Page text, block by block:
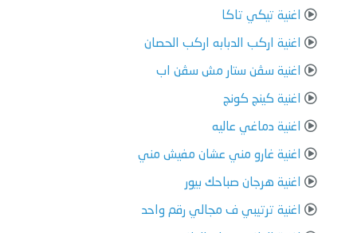
اغنية تيكي تاكا
اغنية اركب الدبابه اركب الحصان
اغنية سڤن ستار مش سڤن اب
اغنية كينج كونج
اغنية دماغي عاليه
اغنية غارو مني عشان مفيش مني
اغنية هرجان صباحك بيور
اغنية ترتيبي ف مجالي رقم واحد